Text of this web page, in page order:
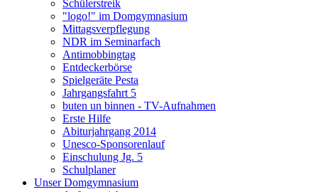
Schülerstreik
"logo!" im Domgymnasium
Mittagsverpflegung
NDR im Seminarfach
Antimobbingtag
Entdeckerbörse
Spielgeräte Pesta
Jahrgangsfahrt 5
buten un binnen - TV-Aufnahmen
Erste Hilfe
Abiturjahrgang 2014
Unesco-Sponsorenlauf
Einschulung Jg. 5
Schulplaner
Unser Domgymnasium